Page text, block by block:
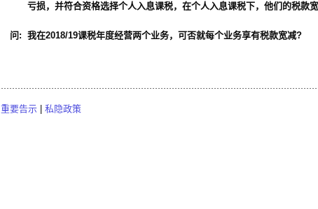
亏损，并符合资格选择个人入息课税，在个人入息课税下，他们的税款
问: 我在2018/19课税年度经营两个业务，可否就每个业务享有税款宽减?
重要告示 私隐政策